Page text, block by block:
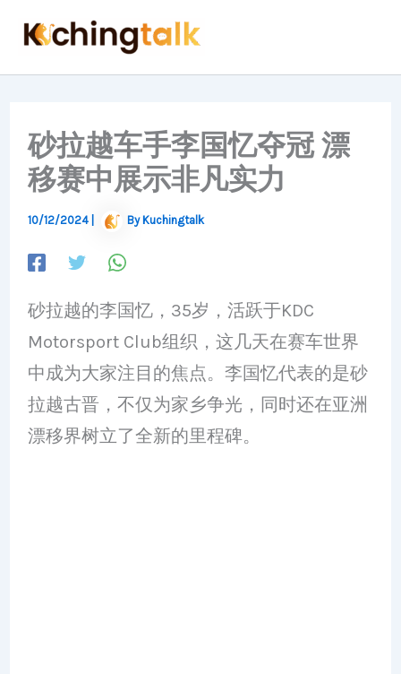
content
砂拉越车手李国忆夺冠 漂
移赛中展示非凡实力
10/12/2024 By Kuchingtalk
砂拉越的李国忆，35岁，活跃于KDC
Motorsport Club组织，这几天在赛车世界
中成为大家注目的焦点。李国忆代表的是砂
拉越古晋，不仅为家乡争光，同时还在亚洲
漂移界树立了全新的里程碑。